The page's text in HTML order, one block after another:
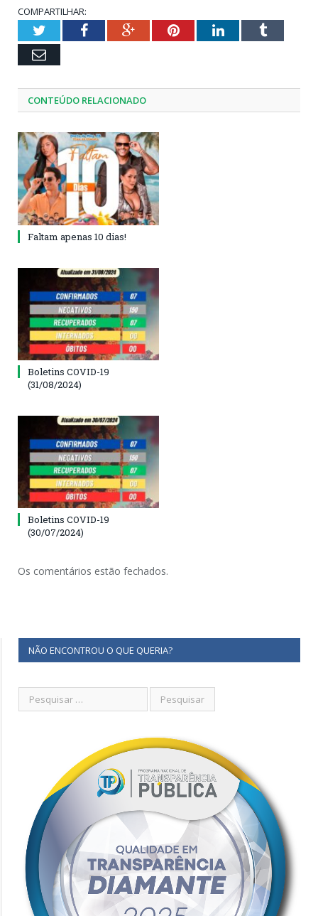
COMPARTILHAR:
TwitterFacebookGoogle+PinterestLinkedInTumblr
Email
CONTEÚDO RELACIONADO
Faltam apenas 10 dias!
Boletins COVID-19
(31/08/2024)
Boletins COVID-19
(30/07/2024)
Os comentários estão fechados.
NÃO ENCONTROU O QUE QUERIA?